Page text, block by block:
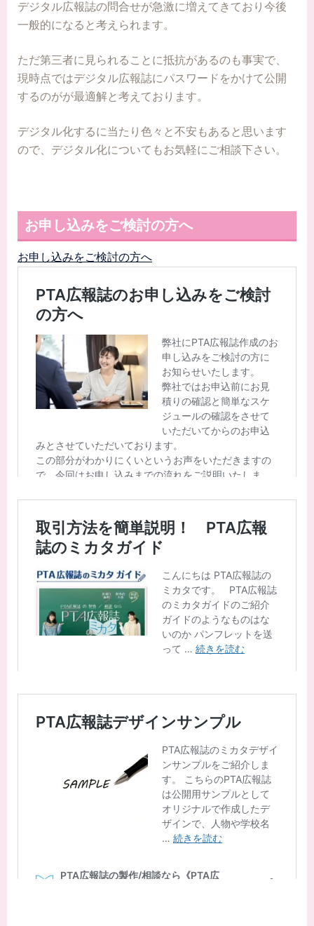
デジタル広報誌の問合せが急激に増えてきており今後
一般的になると考えられます。
ただ第三者に見られることに抵抗があるのも事実で、
現時点ではデジタル広報誌にパスワードをかけて公開
するのがが最適解と考えております。
デジタル化するに当たり色々と不安もあると思います
ので、デジタル化についてもお気軽にご相談下さい。
お申し込みをご検討の方へ
お申し込みをご検討の方へ